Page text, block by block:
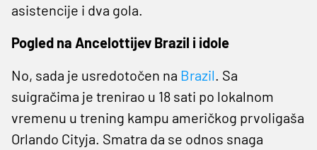
asistencije i dva gola.
Pogled na Ancelottijev Brazil i idole
No, sada je usredotočen na Brazil. Sa
suigračima je trenirao u 18 sati po lokalnom
vremenu u trening kampu američkog prvoligaša
Orlando Cityja. Smatra da se odnos snaga